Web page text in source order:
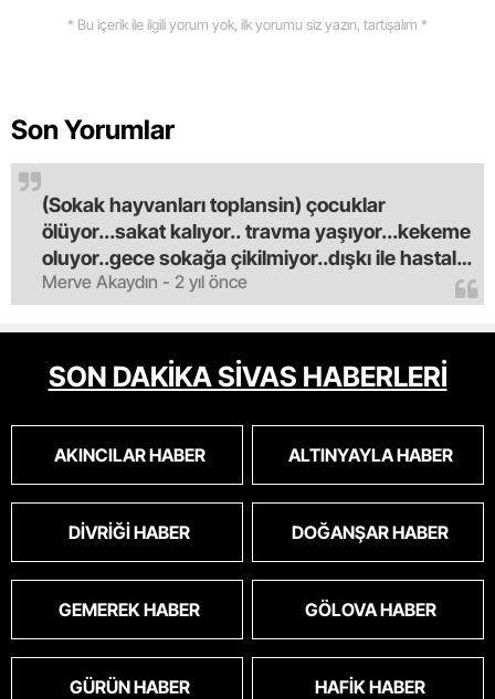
* Bu içerik ile ilgili yorum yok, ilk yorumu siz yazın, tartışalım *
Son Yorumlar
Merve Akaydın - 2 yıl önce
(Sokak hayvanları toplansin) çocuklar
ölüyor...sakat kalıyor.. travma yaşıyor...kekeme
oluyor..gece sokağa çikilmiyor..dışkı ile hastalık
saciyorlar.araba ve taksi olmadan eve
gldemiyoruz.artik bıktık.mama lobisinden para
alan tipler yüzünden bu vahşi hayvanlar
masum algısı yapılıyor.iki gün aç kalsa kendi
cinsini bile öldüren bu kopekler derhal
oldu.korkuyoruz.
SON DAKİKA SİVAS HABERLERİ
AKINCILAR HABER ALTINYAYLA HABER
DIVRIĞI HABER DOĞANŞAR HABER
GEMEREK HABER GÖLOVA HABER
GÜRÜN HABER HAFIK HABER